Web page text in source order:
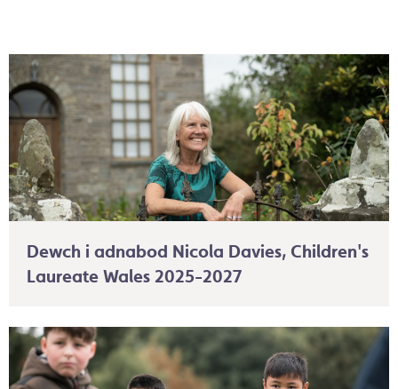
Dewch i adnabod Nicola Davies, Children's
Laureate Wales 2025-2027